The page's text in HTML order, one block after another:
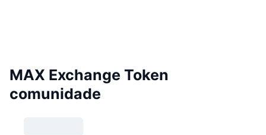
MAX Exchange Token
comunidade